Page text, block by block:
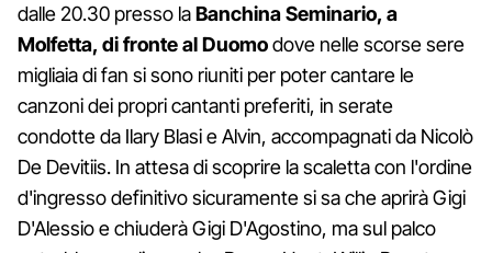
dalle 20.30 presso laBanchina Seminario, a
Molfetta, di fronte al Duomodove nelle scorse sere
migliaia di fan si sono riuniti per poter cantare le
canzoni dei propri cantanti preferiti, in serate
condotte da Ilary Blasi e Alvin, accompagnati da Nicolò
De Devitiis. In attesa di scoprire la scaletta con l'ordine
d'ingresso definitivo sicuramente si sa che aprirà Gigi
D'Alessio e chiuderà Gigi D'Agostino, ma sul palco